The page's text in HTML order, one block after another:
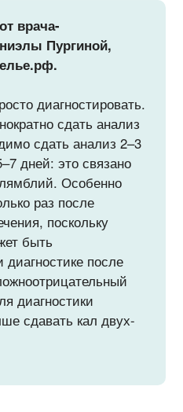
врача-
Пургиной,
диагностировать.
сдать анализ
сдать анализ 2–3
дней: это связано
Особенно
раз после
поскольку
быть
после
диагностики
сдавать кал двух-